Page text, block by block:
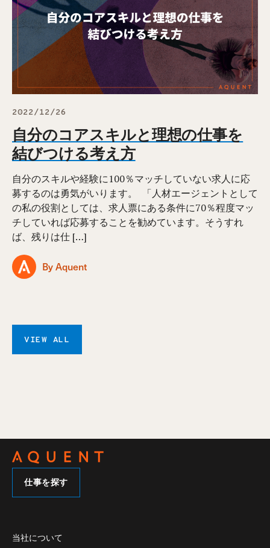
2022/12/26
自分のコアスキルと理想の仕事を
結びつける考え方
自分のスキルや経験に100％マッチしていない求人に応
募するのは勇気がいります。 ⁠ 「人材エージェントとして
の私の役割としては、求人票にある条件に70％程度マッ
チしていれば応募することを勧めています。そうすれ
ば、残りは仕 […]
By Aquent
VIEW ALL
仕事を探す
当社について